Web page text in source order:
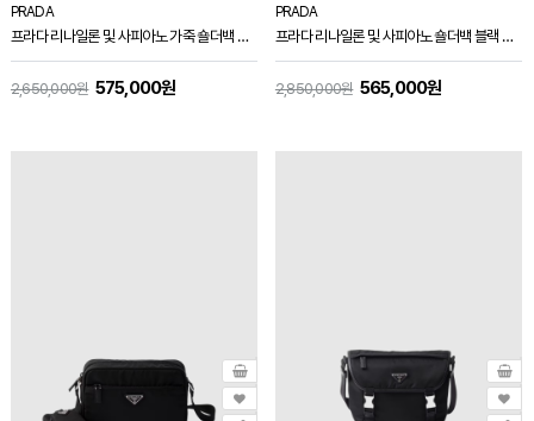
PRADA
프라다 리나일론 및 사피아노 가죽 숄더백 블랙 2VH119
2,650,000원 575,000원
PRADA
프라다 리나일론 및 사피아노 숄더백 블랙 2VH048
2,850,000원 565,000원